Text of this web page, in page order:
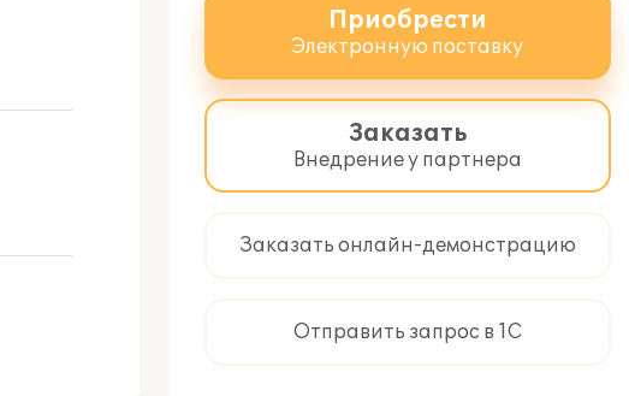
Приобрести
Электронную поставку
Заказать
Внедрение у партнера
Заказать онлайн-демонстрацию
Отправить запрос в 1С